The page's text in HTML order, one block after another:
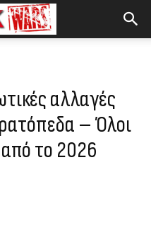
αλλαγές
– Όλοι
το 2026